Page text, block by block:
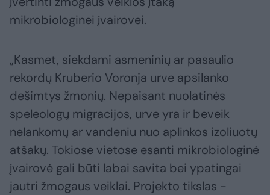
mikrobiologinei įvairovei.
„Kasmet, siekdami asmeninių ar pasaulio
rekordų Kruberio Voronja urve apsilanko
dešimtys žmonių. Nepaisant nuolatinės
speleologų migracijos, urve yra ir beveik
nelankomų ar vandeniu nuo aplinkos izoliuotų
atšakų. Tokiose vietose esanti mikrobiologinė
įvairovė gali būti labai savita bei ypatingai
jautri žmogaus veiklai. Projekto tikslas -